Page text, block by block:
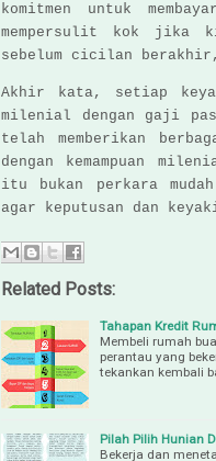
komitmen untuk
mempersulit kok jika
sebelum cicilan
Akhir kata, setiap
milenial dengan gaji
telah memberikan
dengan kemampuan
itu bukan perkara
agar keputusan dan
Related Posts:
Tahapan Kredit
Membeli rumah
perantau yang
tekankan kembali
Pilah Pilih Hunian
Bekerja dan